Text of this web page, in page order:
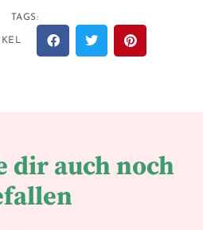
TAGS:
dir auch noch